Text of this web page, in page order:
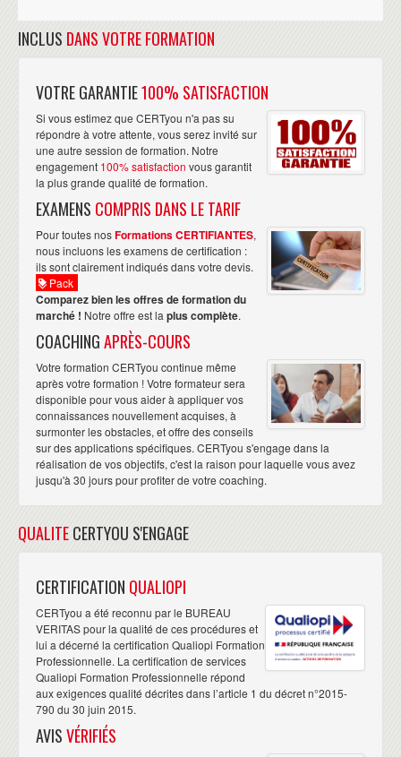
INCLUS DANS VOTRE FORMATION
VOTRE GARANTIE100% SATISFACTION
Si vous estimez que CERTyou n'a pas su
répondre à votre attente, vous serez invité sur
une autre session de formation. Notre
engagement 100% satisfaction vous garantit
la plus grande qualité de formation.
EXAMENS COMPRIS DANS LE TARIF
Pour toutes nosFormations CERTIFIANTES,
nous incluons les examens de certification :
ils sont clairement indiqués dans votre devis.
Pack
Comparez bien les offres de formation du
marché ! Notre offre est la plus complète.
COACHINGAPRÈS-COURS
Votre formation CERTyou continue même
après votre formation ! Votre formateur sera
disponible pour vous aider à appliquer vos
connaissances nouvellement acquises, à
surmonter les obstacles, et offre des conseils
sur des applications spécifiques. CERTyou s'engage dans la
réalisation de vos objectifs, c'est la raison pour laquelle vous avez
jusqu'à 30 jours pour profiter de votre coaching.
QUALITECERTYOU S'ENGAGE
CERTIFICATION QUALIOPI
CERTyou a été reconnu par le BUREAU
VERITAS pour la qualité de ces procédures et
lui a décerné la certification Qualiopi Formation
Professionnelle. La certification de services
Qualiopi Formation Professionnelle répond
aux exigences qualité décrites dans l’article 1 du décret n°2015-
790 du 30 juin 2015.
AVISVÉRIFIÉS